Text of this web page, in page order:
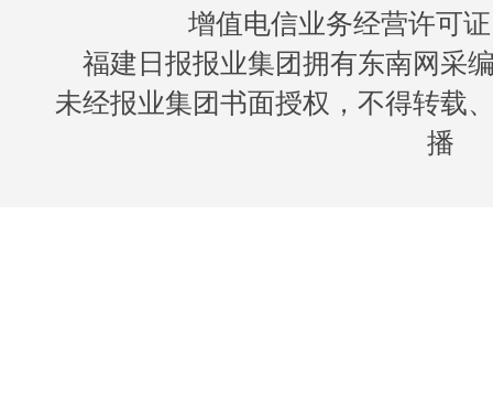
增值电信业务经营许可
福建日报报业集团拥有东南网采
未经报业集团书面授权，不得转载
播